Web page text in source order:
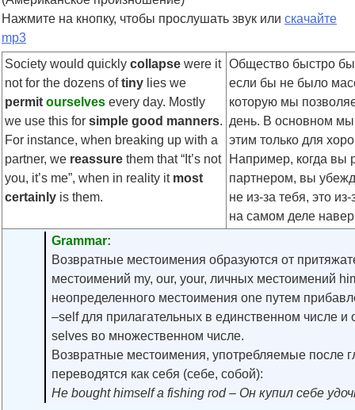
Нажмите на кнопку, чтобы прослушать звук или скачайте
mp3
Society would quickly collapse were it
not for the dozens oftiny lies we
permit ourselves every day. Mostly
we use this for simple good manners.
For instance, when breaking up with a
partner, we reassure them that “It’s not
you, it’s me”, when in reality it most
certainly is them.
Общество быстро
если бы не было
которую мы
день. В основном
этим только для
Например, когда вы
партнером, вы
не из-за тебя, это
на самом деле
Grammar:
Возвратные местоимения образуются от
местоимений my, our, your, личных местоимений
неопределенного местоимения one путем
–self для прилагательных в единственном числе и
selves во множественном числе.
Возвратные местоимения, употребляемые после
переводятся как себя (себе, собой):
He bought himself a fishing rod – Он купил себе